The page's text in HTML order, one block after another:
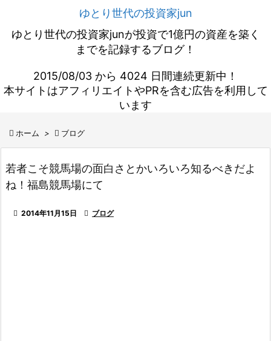
ゆとり世代の投資家jun
ゆとり世代の投資家junが投資で1億円の資産を築く
までを記録するブログ！
2015/08/03 から 4024 日間連続更新中！
本サイトはアフィリエイトやPRを含む広告を利用して
います
 ホーム >  ブログ
若者こそ競馬場の面白さとかいろいろ知るべきだよ
ね！福島競馬場にて
 2014年11月15日  ブログ